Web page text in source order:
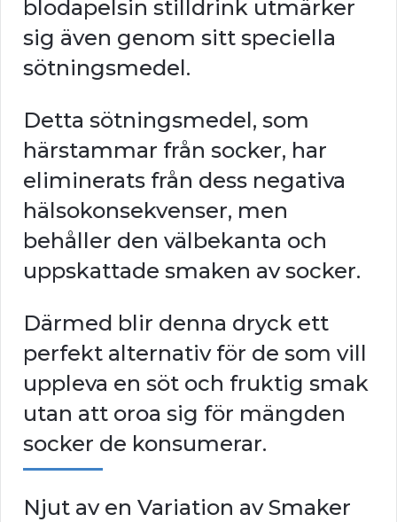
blodapelsin stilldrink utmärker
sig även genom sitt speciella
sötningsmedel.
Detta sötningsmedel, som
härstammar från socker, har
eliminerats från dess negativa
hälsokonsekvenser, men
behåller den välbekanta och
uppskattade smaken av socker.
Därmed blir denna dryck ett
perfekt alternativ för de som vill
uppleva en söt och fruktig smak
utan att oroa sig för mängden
socker de konsumerar.
Njut av en Variation av Smaker